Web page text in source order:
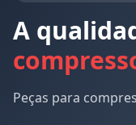
A
Peças para